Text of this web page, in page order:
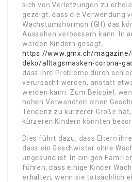
sich von Verletzungen zu
gezeigt, dass die Verwendung
Wachstumshormon (GH) das
Aussehen verbessern kann. In
werden Kindern gesagt,
https://www.gmx.ch/
deko/alltagsmasken-corona-
dass ihre Probleme durch
verursacht werden, anstatt
werden kann. Zum Beispiel,
hohen Verwandten einen
Tendenz zu kürzerer Größe
kürzeren Kindern könnten
Dies führt dazu, dass Eltern
dass ein Geschwister ohne
ungesund ist. In einigen
führen, dass einige Kinder
erhalten, wenn sie tatsächlich